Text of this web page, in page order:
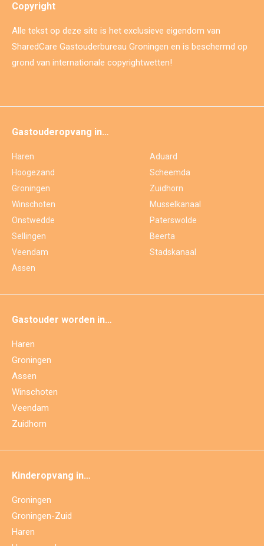
Copyright
Alle tekst op deze site is het exclusieve eigendom van
SharedCare Gastouderbureau Groningen en is beschermd op
grond van internationale copyrightwetten!
Gastouderopvang in…
Haren
Hoogezand
Groningen
Winschoten
Onstwedde
Sellingen
Veendam
Assen
Aduard
Scheemda
Zuidhorn
Musselkanaal
Paterswolde
Beerta
Stadskanaal
Gastouder worden in…
Haren
Groningen
Assen
Winschoten
Veendam
Zuidhorn
Kinderopvang in…
Groningen
Groningen-Zuid
Haren